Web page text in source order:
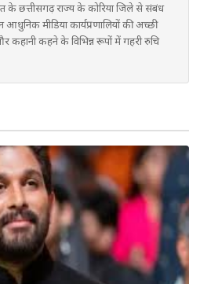
के छत्तीसगढ़ राज्य के कोरिया जिले से संबंध
मीडिया कार्यप्रणालियों की अच्छी
कहने के विभिन्न रूपों में गहरी रुचि